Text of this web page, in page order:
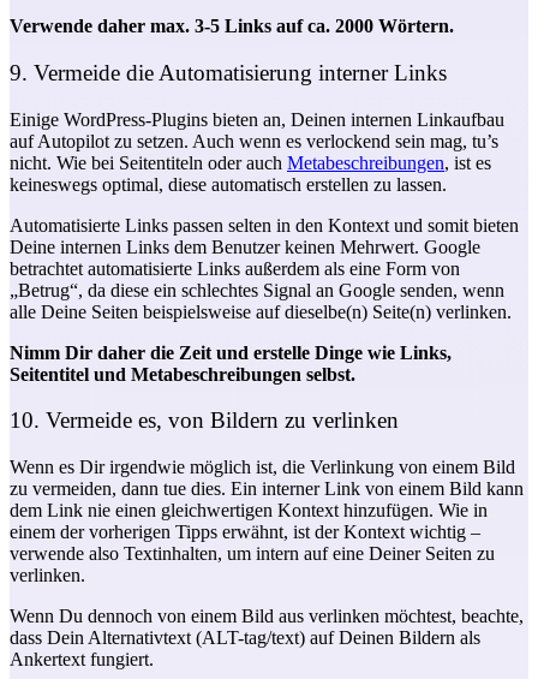
Verwende daher max. 3-5 Links auf ca. 2000 Wörtern.
9. Vermeide die Automatisierung interner Links
Einige WordPress-Plugins bieten an, Deinen internen Linkaufbau
auf Autopilot zu setzen. Auch wenn es verlockend sein mag, tu’s
nicht. Wie bei Seitentiteln oder auch Metabeschreibungen, ist es
keineswegs optimal, diese automatisch erstellen zu lassen.
Automatisierte Links passen selten in den Kontext und somit bieten
Deine internen Links dem Benutzer keinen Mehrwert. Google
betrachtet automatisierte Links außerdem als eine Form von
„Betrug“, da diese ein schlechtes Signal an Google senden, wenn
alle Deine Seiten beispielsweise auf dieselbe(n) Seite(n) verlinken.
Nimm Dir daher die Zeit und erstelle Dinge wie Links,
Seitentitel und Metabeschreibungen selbst.
10. Vermeide es, von Bildern zu verlinken
Wenn es Dir irgendwie möglich ist, die Verlinkung von einem Bild
zu vermeiden, dann tue dies. Ein interner Link von einem Bild kann
dem Link nie einen gleichwertigen Kontext hinzufügen. Wie in
einem der vorherigen Tipps erwähnt, ist der Kontext wichtig –
verwende also Textinhalten, um intern auf eine Deiner Seiten zu
verlinken.
Wenn Du dennoch von einem Bild aus verlinken möchtest, beachte,
dass Dein Alternativtext (ALT-tag/text) auf Deinen Bildern als
Ankertext fungiert.